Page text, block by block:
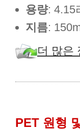
용량: 4.15
지름:
더 많은
PET 원형